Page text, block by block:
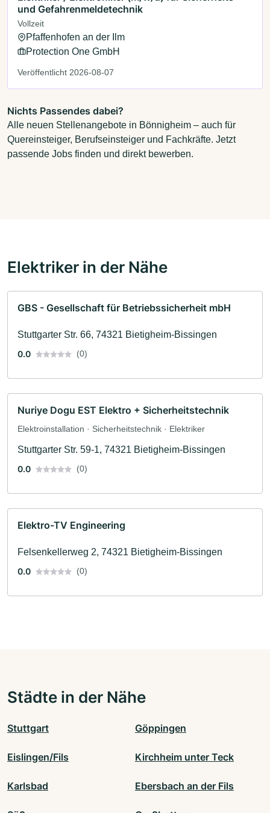
und Gefahrenmeldetechnik
Vollzeit
Pfaffenhofen an der Ilm
Protection One GmbH
Veröffentlicht 2026-08-07
Nichts Passendes dabei?
Alle neuen Stellenangebote in Bönnigheim – auch für
Quereinsteiger, Berufseinsteiger und Fachkräfte. Jetzt
passende Jobs finden und direkt bewerben.
Elektriker in der Nähe
GBS - Gesellschaft für Betriebssicherheit mbH
Stuttgarter Str. 66, 74321 Bietigheim-Bissingen
0.0
(0)
Nuriye Dogu EST Elektro + Sicherheitstechnik
Elektroinstallation · Sicherheitstechnik · Elektriker
Stuttgarter Str. 59-1, 74321 Bietigheim-Bissingen
0.0
(0)
Elektro-TV Engineering
Felsenkellerweg 2, 74321 Bietigheim-Bissingen
0.0
(0)
Städte in der Nähe
Stuttgart Göppingen
Eislingen/Fils Kirchheim unter Teck
Karlsbad Ebersbach an der Fils